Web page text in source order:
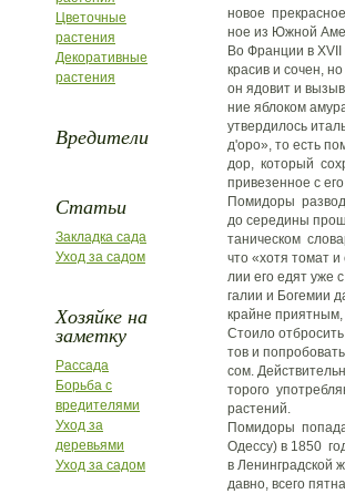
Цветочные
растения
Декоративные
растения
Вредители
Статьи
Закладка сада
Уход за садом
Хозяйке на
заметку
Рассада
Борьба с
вредителями
Уход за
деревьями
Уход за садом
новое
ное из Южной
Во Франции в XVII
красив и сочен,
он ядовит и
ние яблоком
утвердилось
д'оро», то есть
дор, который
привезенное с
Помидоры
до середины
таническом
что «хотя томат
лии его едят уже
галии и Богемии
крайне
Стоило
тов и
сом.
торого
растений.
Помидоры
Одессу) в 1850
в Ленинградской
давно, всего